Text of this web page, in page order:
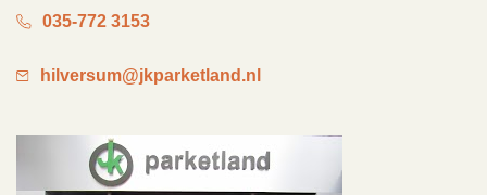
035-772 3153
hilversum@jkparketland.nl